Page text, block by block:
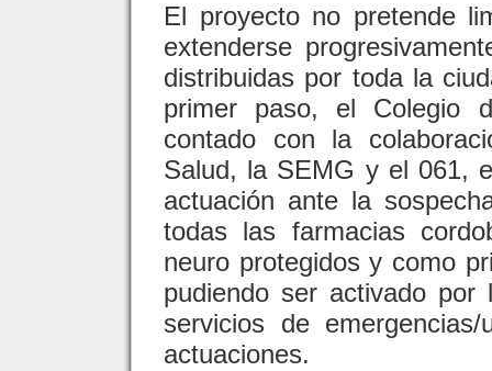
El proyecto no pretende
extenderse
distribuidas por toda la
primer paso, el Colegio
contado con la
Salud, la SEMG y el 061,
actuación ante la
todas las farmacias
neuro protegidos y como
pudiendo ser activado
servicios de
actuaciones.